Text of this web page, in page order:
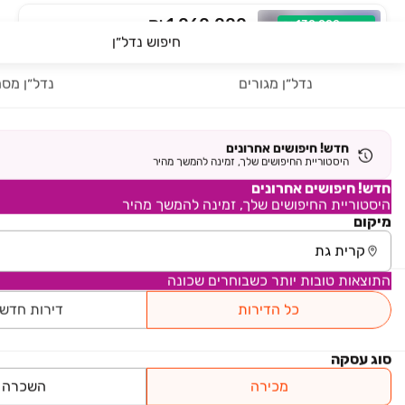
חיפוש נדל״ן
נדל״ן מגורים נדל״ן
חדש! חיפושים אחרונים
היסטוריית החיפושים שלך, זמינה להמשך מהיר
חדש! חיפושים אחרונים
היסטוריית החיפושים שלך, זמינה להמשך מהיר
מיקום
התוצאות טובות יותר כשבוחרים שכונה
כל הדירות
דירות
סוג עסקה
מכירה
השכרה
ירד ב-130,000 ₪ ₪ 1,060,000
שדרות השופטים 12
4 חדרים • קומה ‎1‏ • 70 מ״ר
אנגלו סכסון ק.גת והסביבה
₪ 1,670,000
הבנים
דירה, הבנים, קרית גת
4 חדרים • קומה ‎12‏ • 100 מ״ר
₪ 1,780,000
רבי דוד דנינו 5
דירה, הפרחים, קרית גת
4 חדרים • קומה ‎9‏ • 117 מ״ר
משרדי תיווך בקרית גת